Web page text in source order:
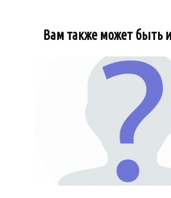
Вам также может быть